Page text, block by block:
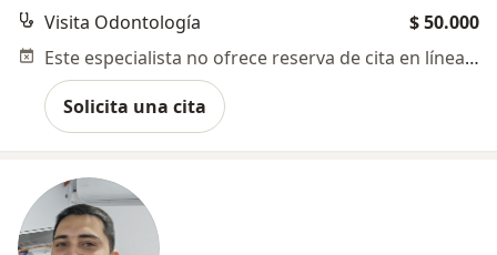
Visita Odontología
$ 50.000
Este especialista no ofrece reserva de cita en línea en esta dirección.
Solicita una cita